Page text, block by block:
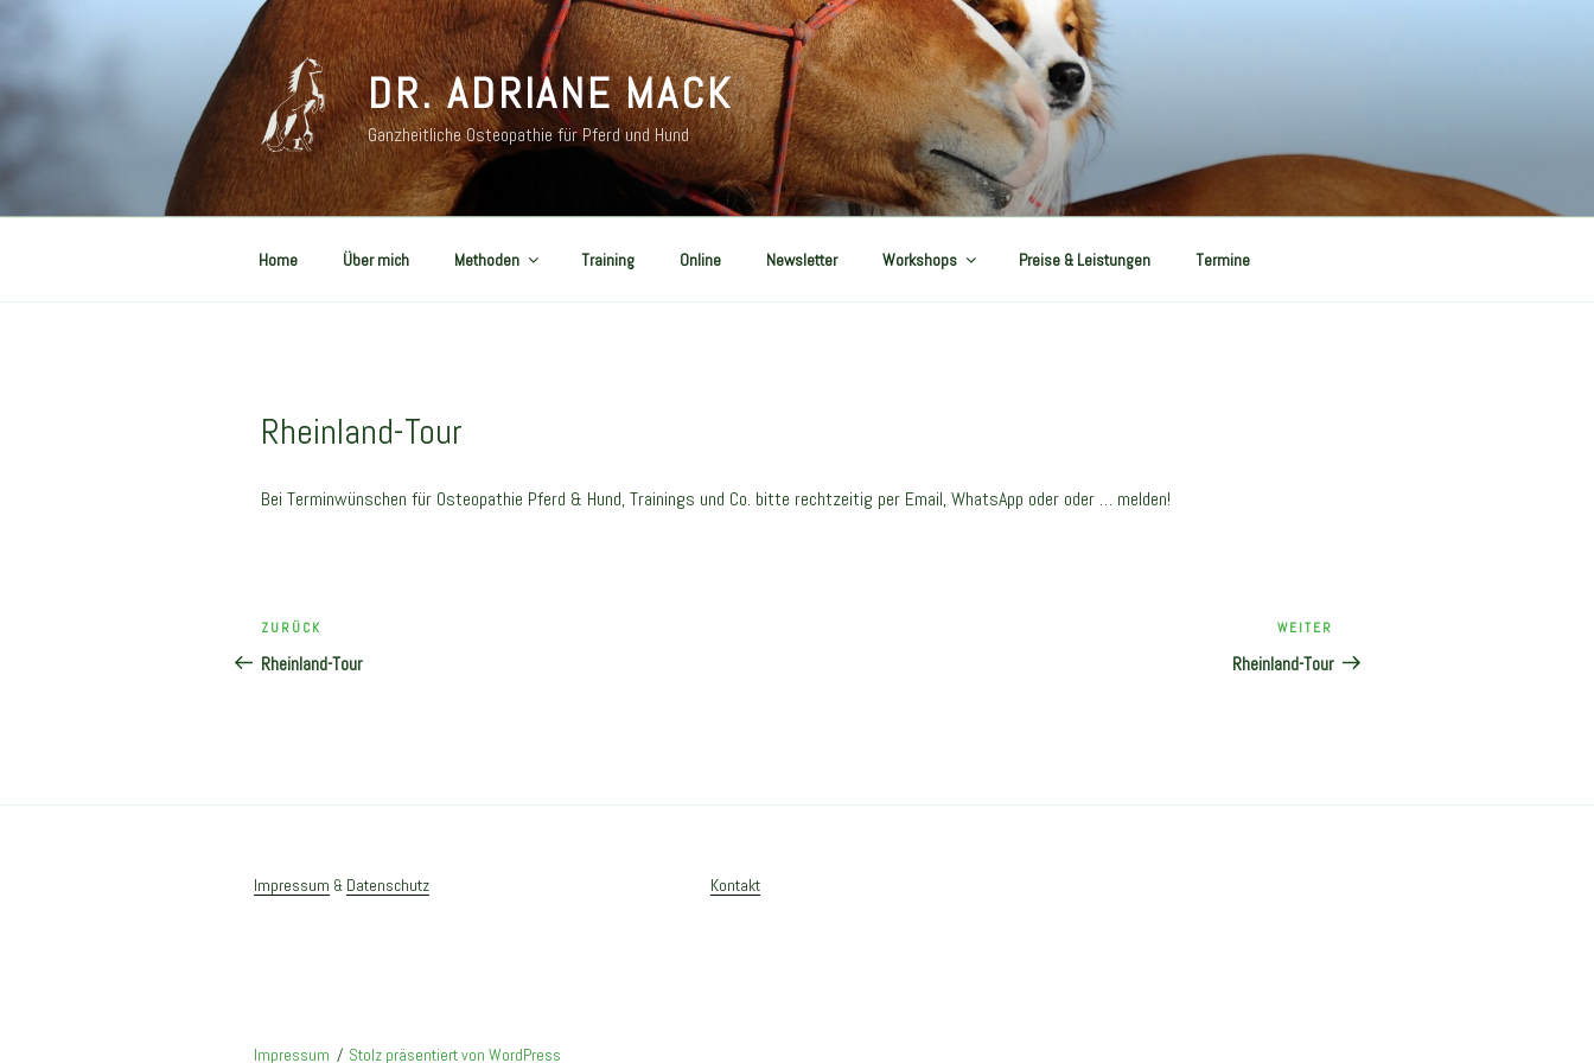
DR. ADRIANE MACK
Ganzheitliche Osteopathie für Pferd und Hund
Home Über mich Methoden Training Online Newsletter Workshops Preise & Leistungen Termine
Rheinland-Tour
Bei Terminwünschen für Osteopathie Pferd & Hund, Trainings und Co. bitte rechtzeitig per Email, WhatsApp oder oder … melden!
Beitragsnavigation
Vorheriger
Beitrag
ZURÜCK
Rheinland-Tour
Beitrag
WEITER
Rheinland-Tour
Impressum & Datenschutz Kontakt
Impressum Stolz präsentiert von WordPress